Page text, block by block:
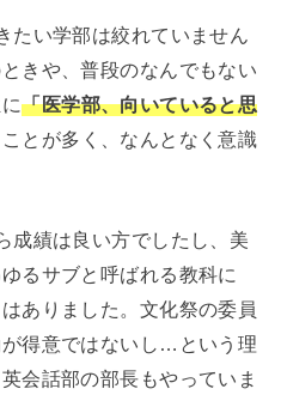
たい学部は絞れていません
きや、普段のなんでもない
「医学部、向いていると思
とが多く、なんとなく意識
成績は良い方でしたし、美
るサブと呼ばれる教科に
ありました。文化祭の委員
得意ではないし…という理
会話部の部長もやっていま